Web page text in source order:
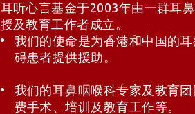
耳听心言基金于2003年由一群耳
授及教育工作者成立。
我们的使命是为香港和中国的
碍患者提供援助。
我们的耳鼻咽喉科专家及教育
费手术、培训及教育工作等。